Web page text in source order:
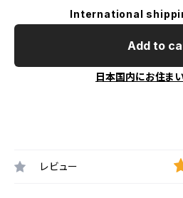
International
Add to
日本国内にお住ま
レビュー